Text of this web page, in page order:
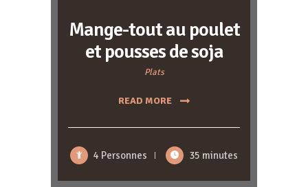
Mange-tout au poulet
et pousses de soja
Plats
READ MORE
4 Personnes 35 minutes